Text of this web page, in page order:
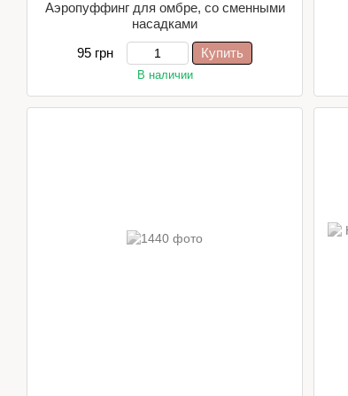
Аэропуффинг для омбре, со сменными
насадками
95 грн
Купить
В наличии